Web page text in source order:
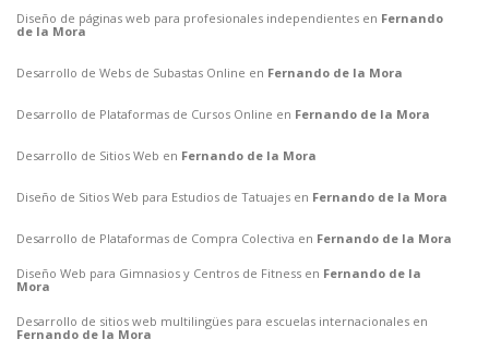
Diseño de páginas web para profesionales independientes en Fernando
de la Mora
Desarrollo de Webs de Subastas Online en Fernando de la Mora
Desarrollo de Plataformas de Cursos Online en Fernando de la Mora
Desarrollo de Sitios Web en Fernando de la Mora
Diseño de Sitios Web para Estudios de Tatuajes en Fernando de la Mora
Desarrollo de Plataformas de Compra Colectiva en Fernando de la Mora
Diseño Web para Gimnasios y Centros de Fitness en Fernando de la
Mora
Desarrollo de sitios web multilingües para escuelas internacionales en
Fernando de la Mora